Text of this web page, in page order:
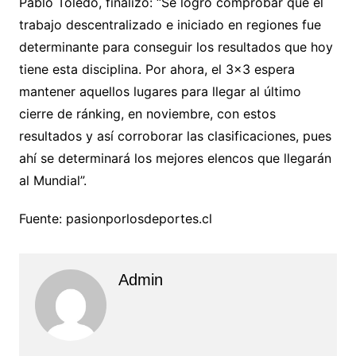
trabajo descentralizado e iniciado en regiones fue
determinante para conseguir los resultados que hoy
tiene esta disciplina. Por ahora, el 3×3 espera
mantener aquellos lugares para llegar al último
cierre de ránking, en noviembre, con estos
resultados y así corroborar las clasificaciones, pues
ahí se determinará los mejores elencos que llegarán
al Mundial”.
Fuente: pasionporlosdeportes.cl
Admin